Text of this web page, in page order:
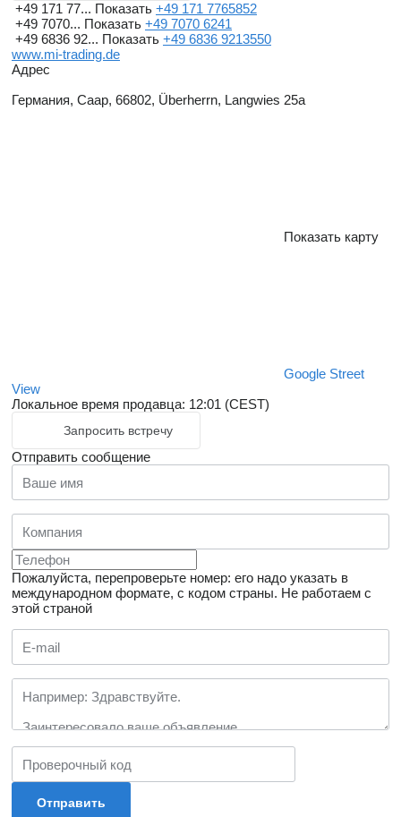
+49 171 77... Показать +49 171 7765852
+49 7070... Показать +49 7070 6241
+49 6836 92... Показать +49 6836 9213550
www.mi-trading.de
Адрес
Германия, Саар, 66802, Überherrn, Langwies 25a
Показать карту
Google Street
View
Локальное время продавца: 12:01 (CEST)
Запросить встречу
Отправить сообщение
Пожалуйста, перепроверьте номер: его надо указать в
международном формате, с кодом страны. Не работаем с
этой страной